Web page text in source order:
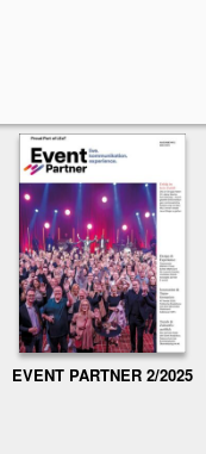
EVENT PARTNER 2/2025